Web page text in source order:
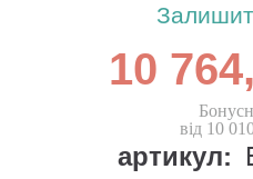
10
від 10
артикул: